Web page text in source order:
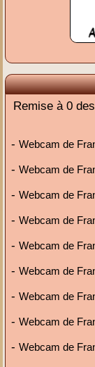
Remise à 0
-Webcam de
-Webcam de
-Webcam de
-Webcam de
-Webcam de
-Webcam de
-Webcam de
-Webcam de
-Webcam de